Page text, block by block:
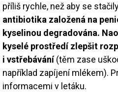
příliš rychle, než aby se
antibiotika založená na
kyselinou degradována.
kyselé prostředí zlepšit
i vstřebávání(těm zase
například zapíjení mlékem).
informacemi v letáku.